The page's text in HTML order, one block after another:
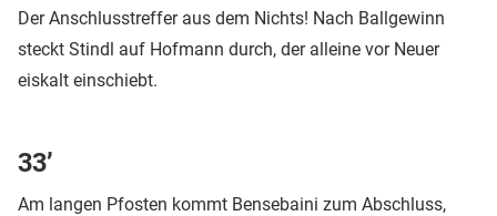
Der Anschlusstreffer aus dem Nichts! Nach Ballgewinn
steckt Stindl auf Hofmann durch, der alleine vor Neuer
eiskalt einschiebt.
33’
Am langen Pfosten kommt Bensebaini zum Abschluss,